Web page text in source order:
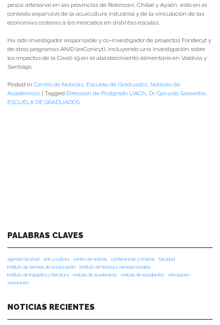
pesca artesanal en las provincias de Reloncaví, Chiloé y Aysén, esto en el
contexto expansivo de la acuicultura industrial y de la vinculación de las
economías costeras a los mercados en distintas escalas.
Ha sido investigador responsable y co-investigador de proyectos Fondecyt y
de otros programas ANID (exConicyt), incluyendo una investigación sobre
los impactos de la Covid-19 en el abastecimiento alimentario en Valdivia y
Santiago.
Posted in Centro de Noticias Escuela de Graduados Noticias de
Académicos | Tagged Dirección de Postgrado UACh Dr. Gonzalo Saavedra
ESCUELA DE GRADUADOS
PALABRAS CLAVES
agenda facultad arte y cultura centro de noticias conferencias y charlas
facultad
instituto de ciencias de la educación
instituto de historia y ciencias sociales
instituto de lingüística y literatura
noticias de académicos noticias de estudiantes
vinculacion
vinculación
NOTICIAS RECIENTES